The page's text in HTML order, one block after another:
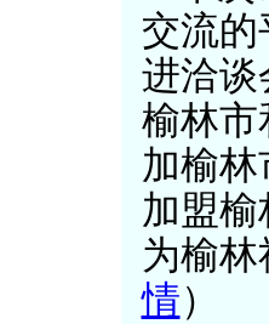
交流
进洽谈
榆林市
加榆
加盟
为榆
情）